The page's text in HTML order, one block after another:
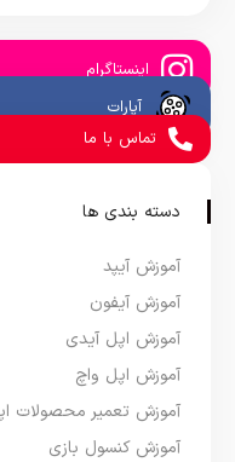
اینستاگرام
آپارات
تماس با ما
دسته بندی ها
آموزش آیپد
آموزش آیفون
آموزش اپل آیدی
آموزش اپل واچ
آموزش تعمیر محصولات
آموزش کنسول بازی